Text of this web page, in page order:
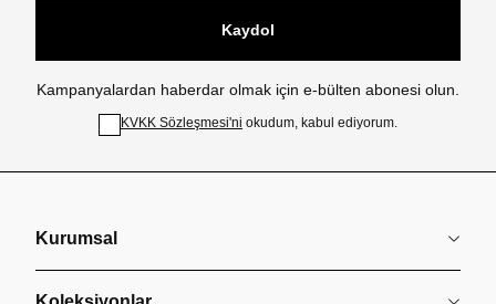
Kaydol
Kampanyalardan haberdar olmak için e-bülten abonesi olun.
KVKK Sözleşmesi'ni okudum, kabul ediyorum.
Kurumsal